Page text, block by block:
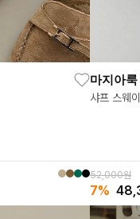
마지아룩
샤프 스웨
52,000원
7%